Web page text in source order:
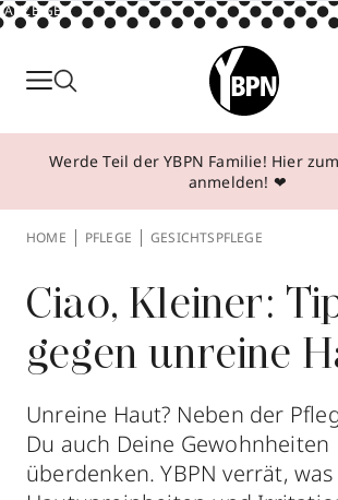
ANZEIGE
Parfum
Make-up
Behandlungen
Über YBPN
Aktionen
Storefinder
Werde Teil der YBPN Familie! Hier
anmelden! ❤
HOME PFLEGE GESICHTSPFLEGE
Ciao, Kleiner:
gegen unreine
Unreine Haut? Neben der
Du auch Deine Gewohnheiten
überdenken. YBPN verrät,